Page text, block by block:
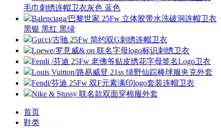
毛巾刺绣连帽卫衣灰色 蓝色
Balenciaga/巴黎世家 25Fw 立体胶带水洗破洞连帽卫衣
黑银 黑红 黑绿
Gucci/古驰 25Fw 简约双G刺绣连帽卫衣
Loewe/罗意威& on 联名字母logo标识刺绣卫衣
Fendi /芬迪 25Fw 老佛爷贴皮绣花字母签名Logo卫衣
Louis Vuitton/路易威登 21ss 绿野仙踪棒球服夹克外套
Fendi/芬迪 25Fw 双F元素满印logo套装连帽卫衣
Nike & Stussy 联名款双面穿棉服外套
首页
鞋类